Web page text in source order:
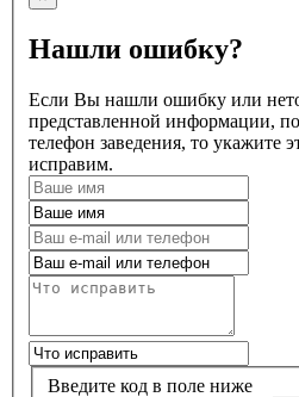
Нашли ошибку?
Если Вы нашли ошибку или
представленной информации,
телефон заведения, то укажите
исправим.
Введите код в поле ниже